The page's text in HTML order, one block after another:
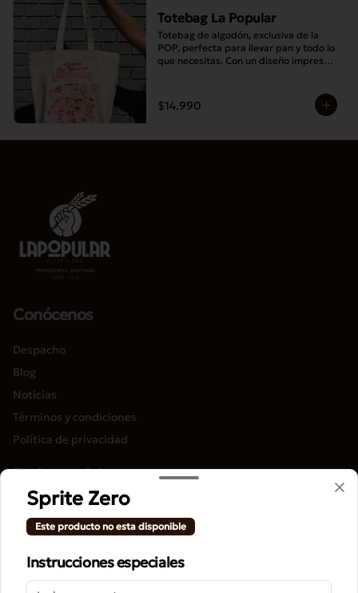
Totebag La Popular
Totebag de algodón, exclusiva de la
POP, perfecta para llevar pan y todo lo
que necesitas. Con un diseño impreso
$14.990
Conócenos
Despacho
Blog
Noticias
Términos y condiciones
Política de privacidad
Redes sociales
Instagram
Facebook
Mi cuenta
Sprite Zero
Este producto no esta disponible
Instrucciones especiales